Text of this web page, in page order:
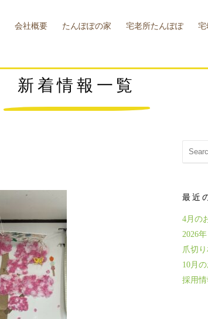
会社概要 たんぽぽの家 宅老所たんぽぽ 宅
新着情報一覧
最近
4月の
2026
爪切
10月
採用情